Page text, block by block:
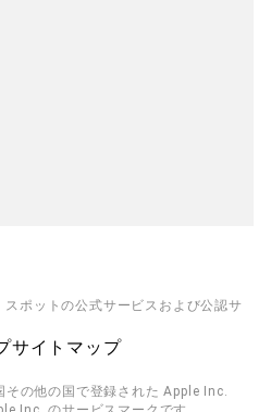
ポットの公式サービスおよび公認サ
サイトマップ
の他の国で登録された Apple Inc.